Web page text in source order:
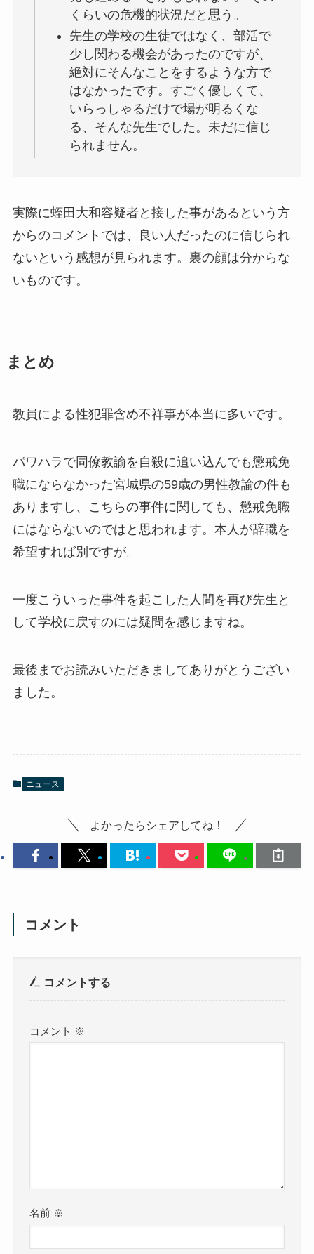
くらいの危機的状況だと思う。
先生の学校の生徒ではなく、部活で
少し関わる機会があったのですが、
絶対にそんなことをするような方で
はなかったです。すごく優しくて、
いらっしゃるだけで場が明るくな
る、そんな先生でした。未だに信じ
られません。
実際に蛭田大和容疑者と接した事があるという方
からのコメントでは、良い人だったのに信じられ
ないという感想が見られます。裏の顔は分からな
いものです。
まとめ
教員による性犯罪含め不祥事が本当に多いです。
パワハラで同僚教諭を自殺に追い込んでも懲戒免
職にならなかった宮城県の59歳の男性教諭の件も
ありますし、こちらの事件に関しても、懲戒免職
にはならないのではと思われます。本人が辞職を
希望すれば別ですが。
一度こういった事件を起こした人間を再び先生と
して学校に戻すのには疑問を感じますね。
最後までお読みいただきましてありがとうござい
ました。
ニュース
よかったらシェアしてね！
コメント
コメントする
コメント ※
名前 ※